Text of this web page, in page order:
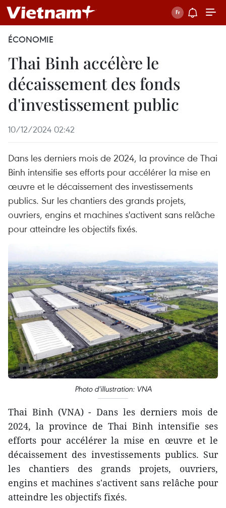
ÉCONOMIE
Thai Binh accélère le
décaissement des fonds
d'investissement public
10/12/2024 02:42
Dans les derniers mois de 2024, la province de Thai
Binh intensifie ses efforts pour accélérer la mise en
œuvre et le décaissement des investissements
publics. Sur les chantiers des grands projets,
ouvriers, engins et machines s'activent sans relâche
pour atteindre les objectifs fixés.
Photo d'illustration: VNA
Thai Binh (VNA) - Dans les derniers mois de
2024, la province de Thai Binh intensifie ses
efforts pour accélérer la mise en œuvre et le
décaissement des investissements publics. Sur
les chantiers des grands projets, ouvriers,
engins et machines s'activent sans relâche pour
atteindre les objectifs fixés.